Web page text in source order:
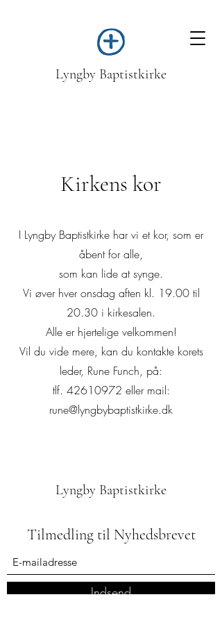
Lyngby Baptistkirke
Kirkens kor
I Lyngby Baptistkirke har vi et kor, som er
åbent for alle,
som kan lide at synge.
Vi øver hver onsdag aften kl. 19.00 til
20.30 i kirkesalen.
Alle er hjertelige velkommen!
Vil du vide mere, kan du kontakte korets
leder, Rune Funch, på:
tlf. 42610972 eller mail:
rune@lyngbybaptistkirke.dk
Lyngby Baptistkirke
Tilmedling til Nyhedsbrevet
Indsend